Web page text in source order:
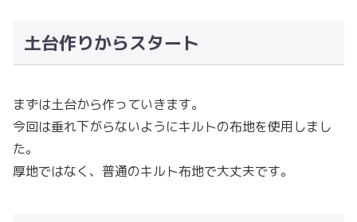
土台作りからスタート
まずは土台から作っていきます。
今回は垂れ下がらないようにキルトの布地を使用しまし
た。
厚地ではなく、普通のキルト布地で大丈夫です。